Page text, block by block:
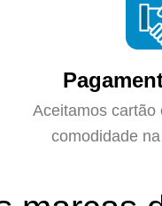
Aceitamos cartão
comodidade